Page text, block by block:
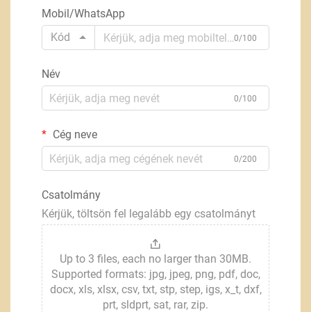
Mobil/WhatsApp
Kód
0/100
Név
0/100
Cég neve
0/200
Csatolmány
Kérjük, töltsön fel legalább egy csatolmányt
Up to 3 files, each no larger than 30MB.
Supported formats: jpg, jpeg, png, pdf, doc,
docx, xls, xlsx, csv, txt, stp, step, igs, x_t, dxf,
prt, sldprt, sat, rar, zip.